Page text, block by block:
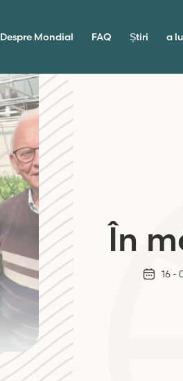
Despre Mondial FAQ Știri a
În
16 -